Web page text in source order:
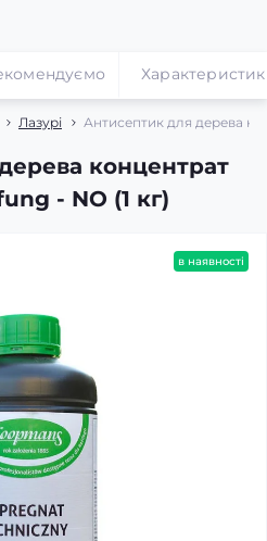
Лазурі Антисептик для дерева
концентрат
- NO (1 кг)
в наявності